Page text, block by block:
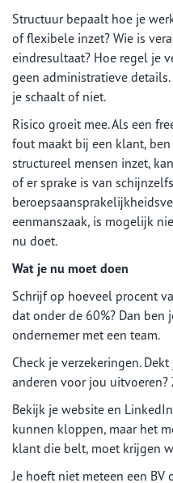
Structuur bepaalt hoe je
of flexibele inzet? Wie is
eindresultaat? Hoe regel je
geen administratieve
je schaalt of niet.
Risico groeit mee. Als een
fout maakt bij een klant,
structureel mensen inzet,
of er sprake is van
eenmanszaak, is mogelijk
nu doet.
Wat je nu moet doen
Schrijf op hoeveel procent
dat onder de 60%? Dan ben
ondernemer met een team.
Check je verzekeringen.
anderen voor jou uitvoeren?
Bekijk je website en
kunnen kloppen, maar het
klant die belt, moet krijgen
Je hoeft niet meteen een BV